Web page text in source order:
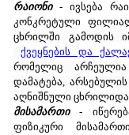
რაიონი- ივსება
კონკრეტული
ცხრილში გამოდის
ქვეყნების და
რომელიც
დამატება,
აღნიშნული
მისამართი-
ფიზიკური